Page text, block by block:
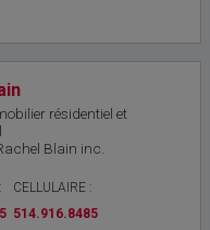
résidentiel et
Blain inc.
CELLULAIRE :
514.916.8485